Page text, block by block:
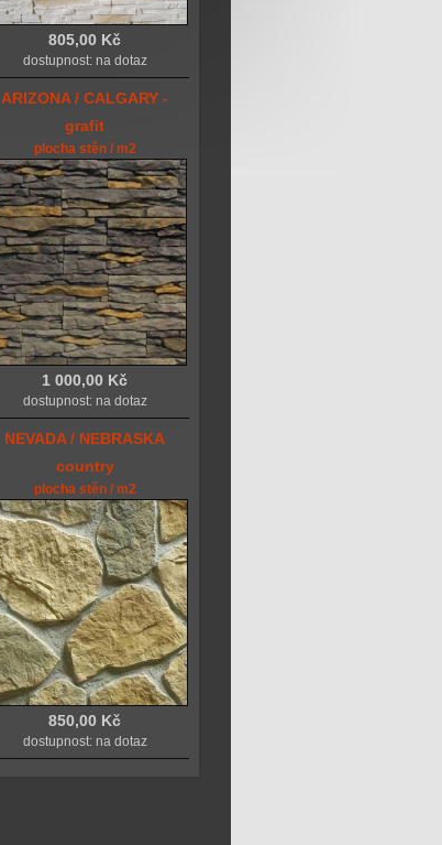
805,00 Kč
dostupnost: na dotaz
ARIZONA / CALGARY -
grafit
plocha stěn / m2
1 000,00 Kč
dostupnost: na dotaz
NEVADA / NEBRASKA
country
plocha stěn / m2
850,00 Kč
dostupnost: na dotaz